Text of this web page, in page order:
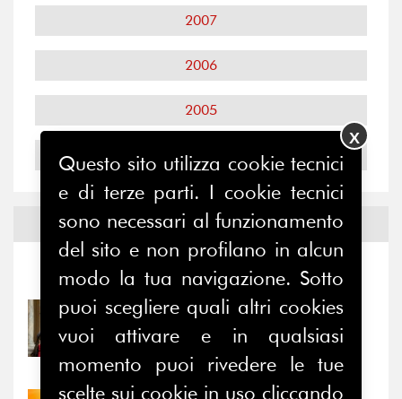
2007
2006
2005
2004
Notizie edEventi
Notizie-Eventi
31/07/2026
Prima della pausa estiva,
il valore di...
Questo sito utilizza cookie tecnici
e di terze parti. I cookie tecnici
sono necessari al funzionamento
del sito e non profilano in alcun
modo la tua navigazione. Sotto
puoi scegliere quali altri cookies
vuoi attivare e in qualsiasi
momento puoi rivedere le tue
scelte sui cookie in uso cliccando
X